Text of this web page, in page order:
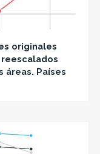
originales
áreas. Países